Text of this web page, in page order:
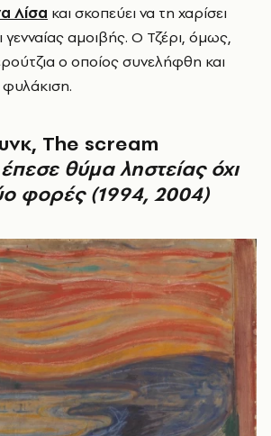
Λίσα και σκοπεύει να τη χαρίσει
γενναίας αμοιβής. Ο Τζέρι, όμως,
ο οποίος συνελήφθη και
φυλάκιση.
The scream
θύμα ληστείας όχι
φορές (1994, 2004)